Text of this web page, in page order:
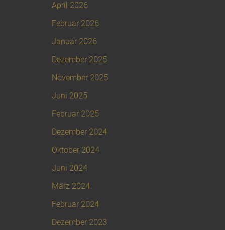
April 2026
Februar 2026
Januar 2026
Dezember 2025
November 2025
Juni 2025
Februar 2025
Dezember 2024
Oktober 2024
Juni 2024
März 2024
Februar 2024
Dezember 2023